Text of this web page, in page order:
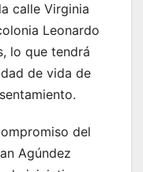
calle Virginia
Leonardo
lo que tendrá
de vida de
del
Agúndez